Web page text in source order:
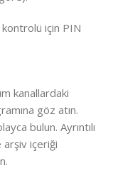
için PIN
kanallardaki
göz atın.
bulun. Ayrıntılı
arşiv içeriği